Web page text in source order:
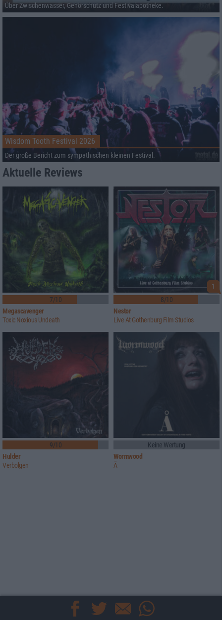
Über Zwischenwasser, Gehörschutz und Festivalapotheke.
Wisdom Tooth Festival 2026
Der große Bericht zum sympathischen kleinen Festival.
Aktuelle Reviews
7/10
Megascavenger
Toxic Noxious Undeath
1
8/10
Nestor
Live At Gothenburg Film Studios
9/10
Hulder
Verbolgen
Keine Wertung
Wormwood
Å